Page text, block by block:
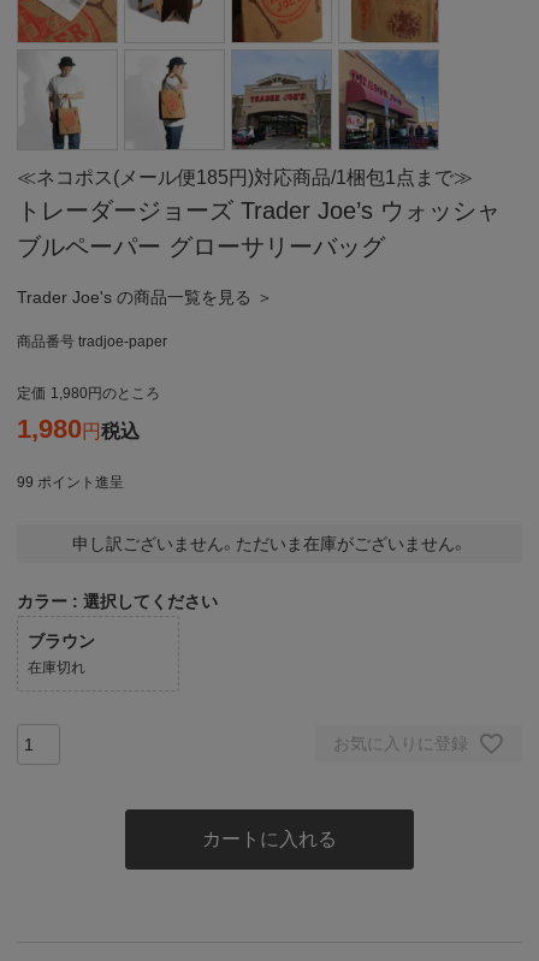
≪ネコポス(メール便185円)対応商品/1梱包1点まで≫
トレーダージョーズ Trader Joe’s ウォッシャ
ブルペーパー グローサリーバッグ
Trader Joe's の商品一覧を見る ＞
商品番号 tradjoe-paper
定価 1,980 のところ
1,980 税込
99 ポイント進呈
申し訳ございません。ただいま在庫がございません。
カラー 選択してください
ブラウン
在庫切れ
お気に入りに登録
カートに入れる